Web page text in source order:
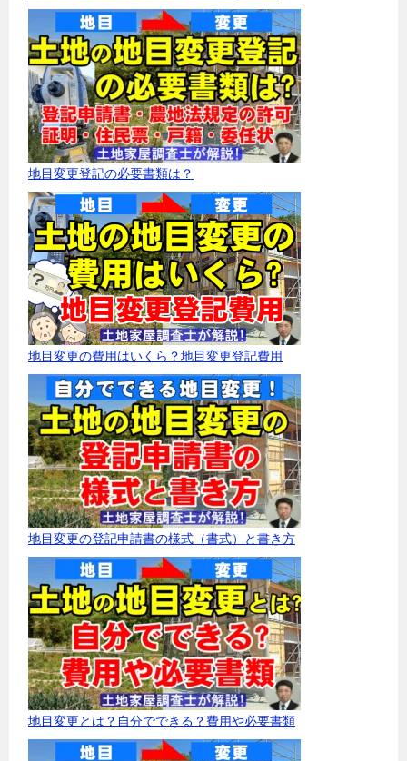
地目変更登記の必要書類は？
地目変更の費用はいくら？地目変更登記費用
地目変更の登記申請書の様式（書式）と書き方
地目変更とは？自分でできる？費用や必要書類